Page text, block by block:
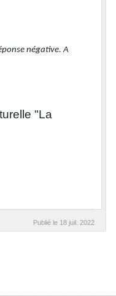
négative. A
"La
Publié le 18 juil. 2022